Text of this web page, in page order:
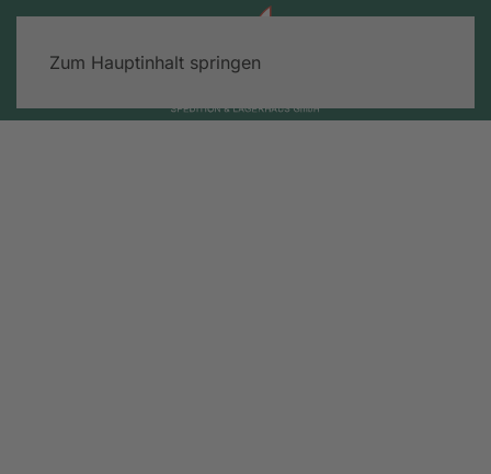
Zum Hauptinhalt springen